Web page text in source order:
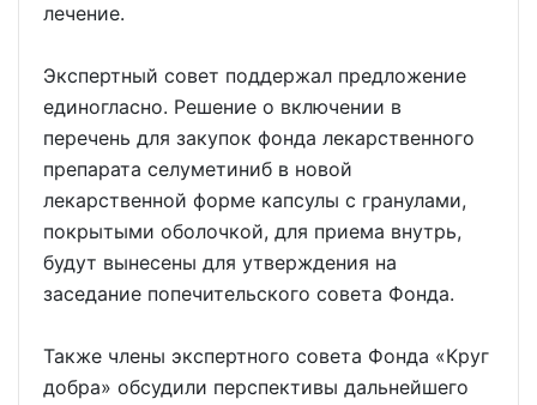
лечение.
Экспертный совет поддержал предложение
единогласно. Решение о включении в
перечень для закупок фонда лекарственного
препарата селуметиниб в новой
лекарственной форме капсулы с гранулами,
покрытыми оболочкой, для приема внутрь,
будут вынесены для утверждения на
заседание попечительского совета Фонда.
Также члены экспертного совета Фонда «Круг
добра» обсудили перспективы дальнейшего